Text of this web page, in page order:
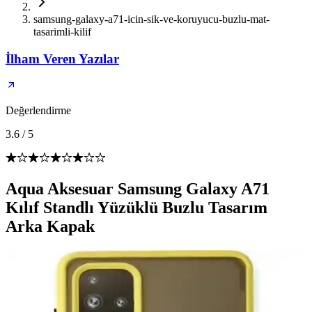
samsung-galaxy-a71-icin-sik-ve-koruyucu-buzlu-mat-
tasarimli-kilif
İlham Veren Yazılar
Değerlendirme
3.6 / 5
Aqua Aksesuar Samsung Galaxy A71
Kılıf Standlı Yüzüklü Buzlu Tasarım
Arka Kapak